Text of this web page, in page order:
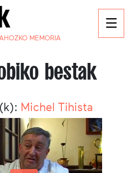
MEMORIA
bestak
Michel Tihista